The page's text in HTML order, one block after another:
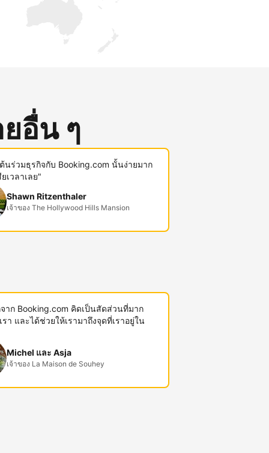
อื่น ๆ
นร่วมธุรกิจกับ Booking.com นั้นง่ายมาก
เวลาเลย"
Shawn Ritzenthaler
เจ้าของ The Hollywood Hills Mansion
าก Booking.com คิดเป็นสัดส่วนที่มาก
า และได้ช่วยให้เรามาถึงจุดที่เราอยู่ใน
Michel และ Asja
เจ้าของ La Maison de Souhey